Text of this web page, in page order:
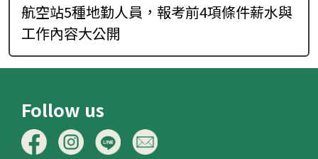
航空站5種地勤人員，報考前4項條件薪水與
工作內容大公開
Follow us